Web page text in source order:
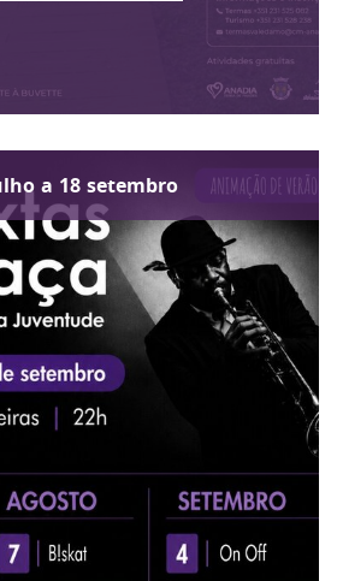
a 18 setembro